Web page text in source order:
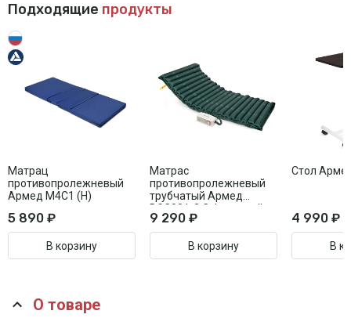
Подходящие продукты
Матрац
противопролежневый
Армед М4С1 (Н)
5 890 ₽
В корзину
Матрас
противопролежневый
трубчатый Армед
DGC001-2 С функцией
статик
9 290 ₽
В корзину
Стол
4 990 ₽
В
О товаре